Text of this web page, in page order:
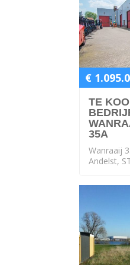
€
TE
35A
Wanraaij
Andelst,